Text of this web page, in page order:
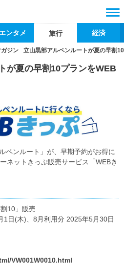
エンタメ 旅行 経済
ガジン 立山黒部アルペンルートが夏の早割
が夏の早割10プランをWEB
ペンルート」が、早期予約がお得に
ネットきっぷ販売サービス「WEBき
10」販売
1日(木)、8月利用分 2025年5月30日
VW001W0010.html